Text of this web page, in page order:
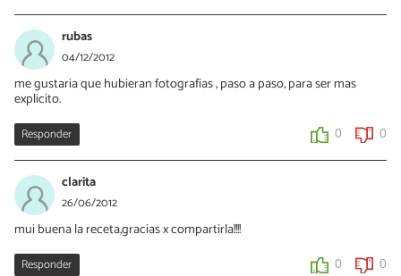
rubas
04/12/2012
me gustaria que hubieran fotografias , paso a paso, para ser mas
explicito.
Responder 0 0
clarita
26/06/2012
mui buena la receta,gracias x compartirla!!!!
Responder 0 0